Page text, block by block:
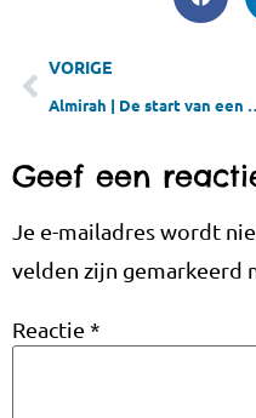
VORIGE
Almirah |
Geef een
Je e-mailadres wordt
velden zijn gemarkeerd
Reactie *